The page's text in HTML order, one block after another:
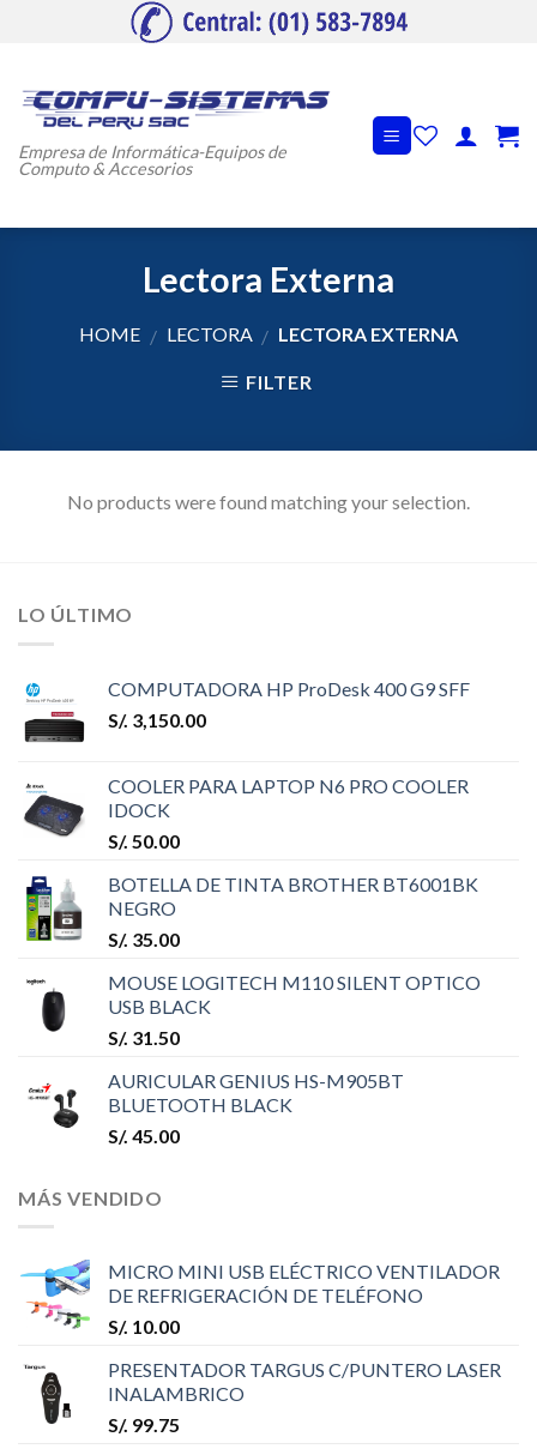
Empresa de Informática-Equipos de
Computo & Accesorios
Lectora Externa
HOME / LECTORA / LECTORA EXTERNA
FILTER
No products were found matching your selection.
LO ÚLTIMO
COMPUTADORA HP ProDesk 400 G9 SFF
S/. 3,150.00
COOLER PARA LAPTOP N6 PRO COOLER
IDOCK
S/. 50.00
BOTELLA DE TINTA BROTHER BT6001BK
NEGRO
S/. 35.00
MOUSE LOGITECH M110 SILENT OPTICO
USB BLACK
S/. 31.50
AURICULAR GENIUS HS-M905BT
BLUETOOTH BLACK
S/. 45.00
MÁS VENDIDO
MICRO MINI USB ELÉCTRICO VENTILADOR
DE REFRIGERACIÓN DE TELÉFONO
S/. 10.00
PRESENTADOR TARGUS C/PUNTERO LASER
INALAMBRICO
S/. 99.75